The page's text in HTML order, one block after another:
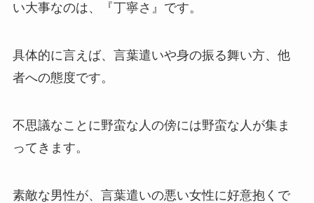
い大事なのは、『丁寧さ』です。
具体的に言えば、言葉遣いや身の振る舞い方、他
者への態度です。
不思議なことに野蛮な人の傍には野蛮な人が集ま
ってきます。
素敵な男性が、言葉遣いの悪い女性に好意抱くで